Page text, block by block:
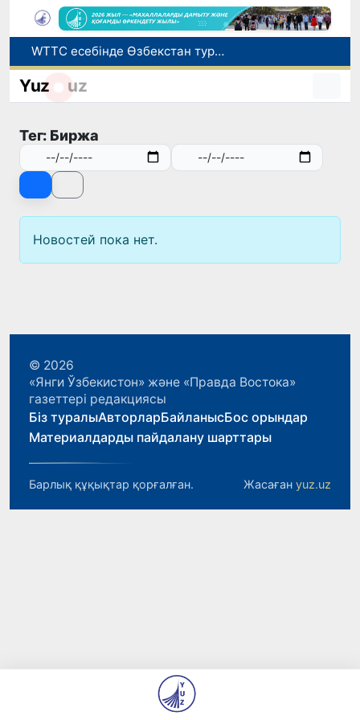
WTTC есебінде Өзбекстан туризмнің өсу қарқыны бойынша Орталық Азияда бірінші орынға шықты
Мүмкіндігі шектеулі талапкерлерге қабылдау емтихандарында қосымша уақыт беріледі
Жарты жылда Өзбекстанда қанша егіз сәби дүниеге келді?
Yuz uz
Тег: Биржа
Новостей пока нет.
© 2026
«Янги Ўзбекистон» және «Правда Востока»
газеттері редакциясы
Біз туралыАвторларБайланысБос орындар
Материалдарды пайдалану шарттары
Барлық құқықтар қорғалған. Жасаған yuz.uz